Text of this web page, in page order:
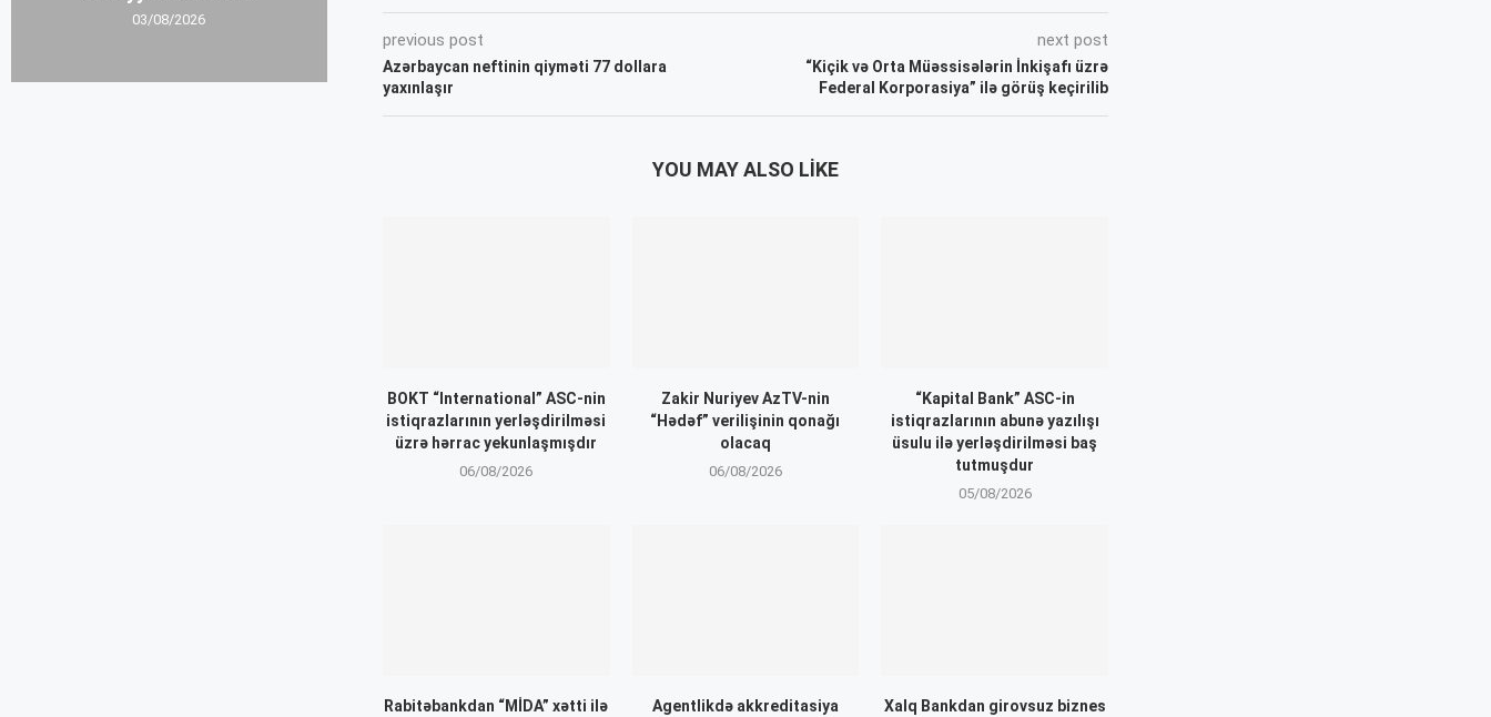
previous post
Azərbaycan neftinin qiyməti 77 dollara
yaxınlaşır
next post
“Kiçik və Orta Müəssisələrin İnkişafı üzrə
Federal Korporasiya” ilə görüş keçirilib
YOU MAY ALSO LIKE
BOKT “International” ASC-nin
istiqrazlarının yerləşdirilməsi
üzrə hərrac yekunlaşmışdır
06/08/2026
Zakir Nuriyev AzTV-nin
“Hədəf” verilişinin qonağı
olacaq
06/08/2026
“Kapital Bank” ASC-in
istiqrazlarının abunə yazılışı
üsulu ilə yerləşdirilməsi baş
tutmuşdur
05/08/2026
Rabitəbankdan “MİDA” xətti ilə
Agentlikdə akkreditasiya
Xalq Bankdan girovsuz biznes
03/08/2026